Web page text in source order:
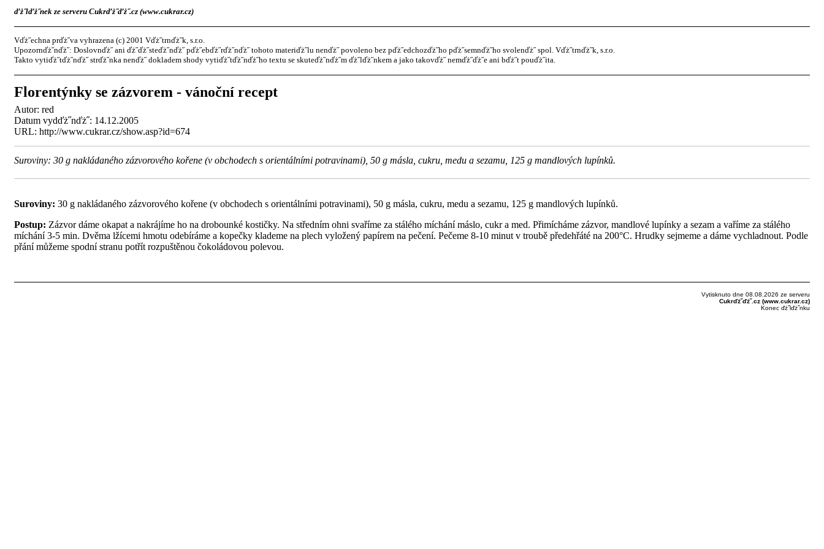
ďż˝lďż˝nek ze serveru Cukrďż˝ďż˝.cz (www.cukrar.cz)
Vďż˝echna prďż˝va vyhrazena (c) 2001 Vďż˝trnďż˝k, s.r.o.
Upozornďż˝nďż˝: Doslovnďż˝ ani ďż˝ďż˝steďż˝nďż˝ pďż˝ebďż˝rďż˝nďż˝ tohoto materiďż˝lu nenďż˝ povoleno bez pďż˝edchozďż˝ho pďż˝semnďż˝ho svolenďż˝ spol. Vďż˝trnďż˝k, s.r.o.
Takto vytiďż˝tďż˝nďż˝ strďż˝nka nenďż˝ dokladem shody vytiďż˝tďż˝nďż˝ho textu se skuteďż˝nďż˝m ďż˝lďż˝nkem a jako takovďż˝ nemďż˝ďż˝e ani bďż˝t pouďż˝ita.
Florentýnky se zázvorem - vánoční recept
Autor: red
Datum vydďż˝nďż˝: 14.12.2005
URL: http://www.cukrar.cz/show.asp?id=674
Suroviny: 30 g nakládaného zázvorového kořene (v obchodech s orientálními potravinami), 50 g másla, cukru, medu a sezamu, 125 g mandlových lupínků.
Suroviny: 30 g nakládaného zázvorového kořene (v obchodech s orientálními potravinami), 50 g másla, cukru, medu a sezamu, 125 g mandlových lupínků.
Postup: Zázvor dáme okapat a nakrájíme ho na drobounké kostičky. Na středním ohni svaříme za stálého míchání máslo, cukr a med. Přimícháme zázvor, mandlové lupínky a sezam a vaříme za stálého
míchání 3-5 min. Dvěma lžícemi hmotu odebíráme a kopečky klademe na plech vyložený papírem na pečení. Pečeme 8-10 minut v troubě předehřáté na 200°C. Hrudky sejmeme a dáme vychladnout. Podle
přání můžeme spodní stranu potřít rozpuštěnou čokoládovou polevou.
Vytisknuto dne 08.08.2026 ze serveru
Cukrďż˝ďż˝.cz (www.cukrar.cz)
Konec ďż˝lďż˝nku